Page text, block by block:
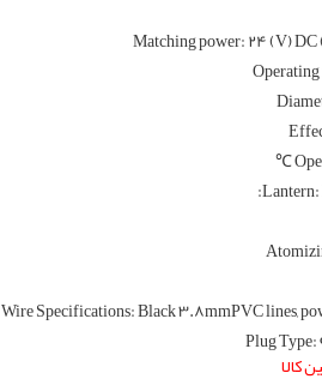
Matching power: 24 (V)
Wire Specifications: Black 3.8mmPVC lines,
Plug
کالا